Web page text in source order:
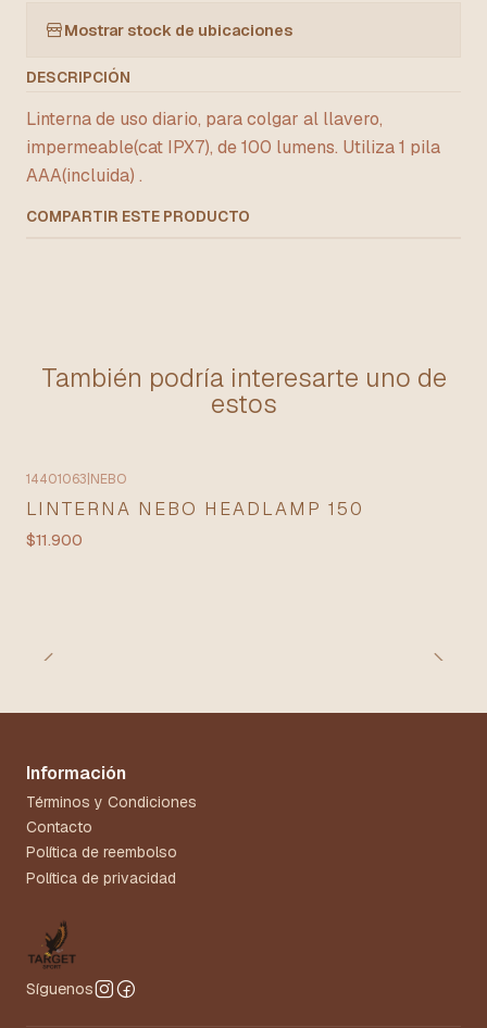
Mostrar stock de ubicaciones
DESCRIPCIÓN
Linterna de uso diario, para colgar al llavero,
impermeable(cat IPX7), de 100 lumens. Utiliza 1 pila
AAA(incluida) .
COMPARTIR ESTE PRODUCTO
También podría interesarte uno de
estos
14401063 NEBO
LINTERNA NEBO HEADLAMP 150
$11.900
Información
Términos y Condiciones
Contacto
Política de reembolso
Política de privacidad
Síguenos